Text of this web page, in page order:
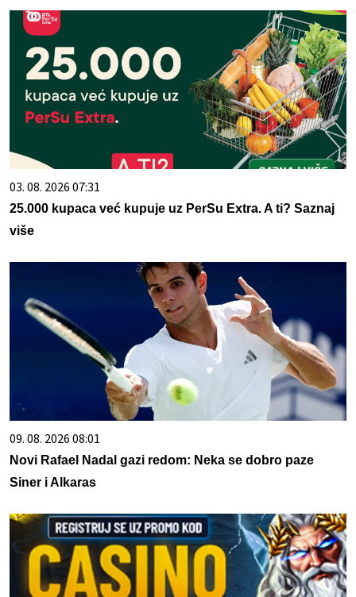
03. 08. 2026 07:31
25.000 kupaca već kupuje uz PerSu Extra. A ti? Saznaj
više
09. 08. 2026 08:01
Novi Rafael Nadal gazi redom: Neka se dobro paze
Siner i Alkaras